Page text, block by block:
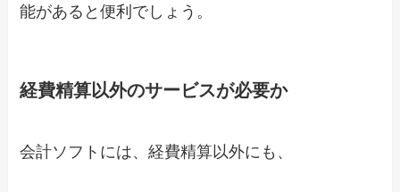
能があると便利でしょう。
経費精算以外のサービスが必要か
会計ソフトには、経費精算以外にも、